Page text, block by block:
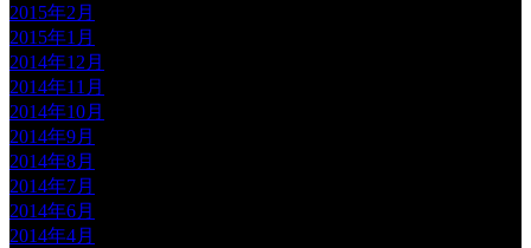
2015年2月
2015年1月
2014年12月
2014年11月
2014年10月
2014年9月
2014年8月
2014年7月
2014年6月
2014年4月